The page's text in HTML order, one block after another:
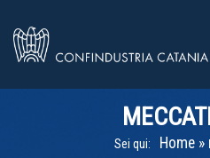
Sei qui: Home »